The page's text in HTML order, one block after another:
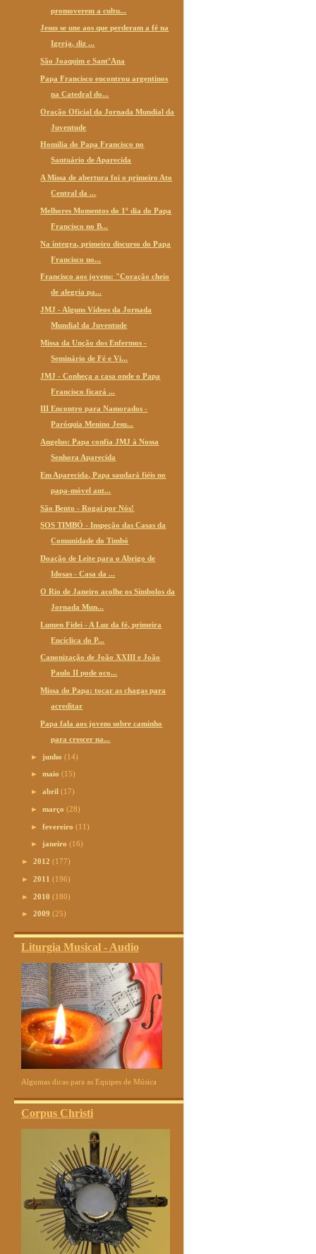
promoverem a cultu...
Jesus se une aos que perderam a fé na
Igreja, diz ...
São Joaquim e Sant’Ana
Papa Francisco encontrou argentinos
na Catedral do...
Oração Oficial da Jornada Mundial da
Juventude
Homilia do Papa Francisco no
Santuário de Aparecida
A Missa de abertura foi o primeiro Ato
Central da ...
Melhores Momentos do 1º dia do Papa
Francisco no B...
Na íntegra, primeiro discurso do Papa
Francisco no...
Francisco aos jovens: "Coração cheio
de alegria pa...
JMJ - Alguns Vídeos da Jornada
Mundial da Juventude
Missa da Unção dos Enfermos -
Seminário de Fé e Vi...
JMJ - Conheça a casa onde o Papa
Francisco ficará ...
III Encontro para Namorados -
Paróquia Menino Jesu...
Angelus: Papa confia JMJ à Nossa
Senhora Aparecida
Em Aparecida, Papa saudará fiéis no
papa-móvel ant...
São Bento - Rogai por Nós!
SOS TIMBÓ - Inspeção das Casas da
Comunidade do Timbó
Doação de Leite para o Abrigo de
Idosas - Casa da ...
O Rio de Janeiro acolhe os Símbolos da
Jornada Mun...
Lumen Fidei - A Luz da fé, primeira
Encíclica do P...
Canonização de João XXIII e João
Paulo II pode oco...
Missa do Papa: tocar as chagas para
acreditar
Papa fala aos jovens sobre caminho
para crescer na...
► junho(14)
►maio(15)
►abril(17)
►março(28)
►fevereiro(11)
► janeiro(16)
► 2012 (177)
► 2011 (196)
► 2010 (180)
► 2009 (25)
Liturgia Musical - Audio
Algumas dicas para as Equipes de Música
Corpus Christi